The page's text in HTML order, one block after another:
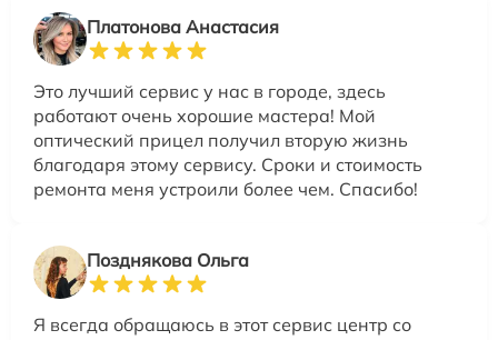
Платонова Анастасия
Это лучший сервис у нас в городе, здесь
работают очень хорошие мастера! Мой
оптический прицел получил вторую жизнь
благодаря этому сервису. Сроки и стоимость
ремонта меня устроили более чем. Спасибо!
Позднякова Ольга
Я всегда обращаюсь в этот сервис центр со